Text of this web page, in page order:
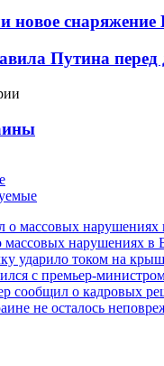
снаряжение
Путина
массовых нарушениях в
ударило током на
с премьер-
сообщил о кадровых
не осталось